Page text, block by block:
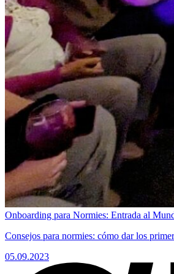
Onboarding para Normies: Entrada al
Consejos para normies: cómo dar los
05.09.2023